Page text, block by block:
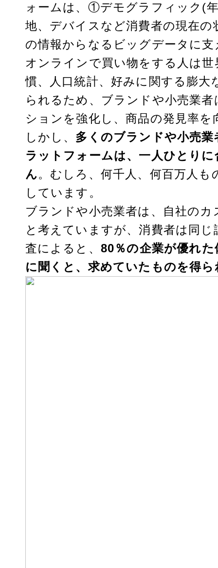
ォームは、①デモグラフィック(
地、デバイスなど消費者の現在
の情報からなるビッグデータに
オンラインで買い物をする人は世
慣、人口統計、好みに関する膨
られるため、ブランドや小売業
ションを強化し、商品の発見率
しかし、 多くのブランドや小売
ラットフォームは、一人ひとり
ん。むしろ、何千人、何百万人
しています。
ブランドや小売業者は、自社の
と考えていますが、消費者は同
査によると、 80％の企業が優れ
に聞くと、求めていたものを得